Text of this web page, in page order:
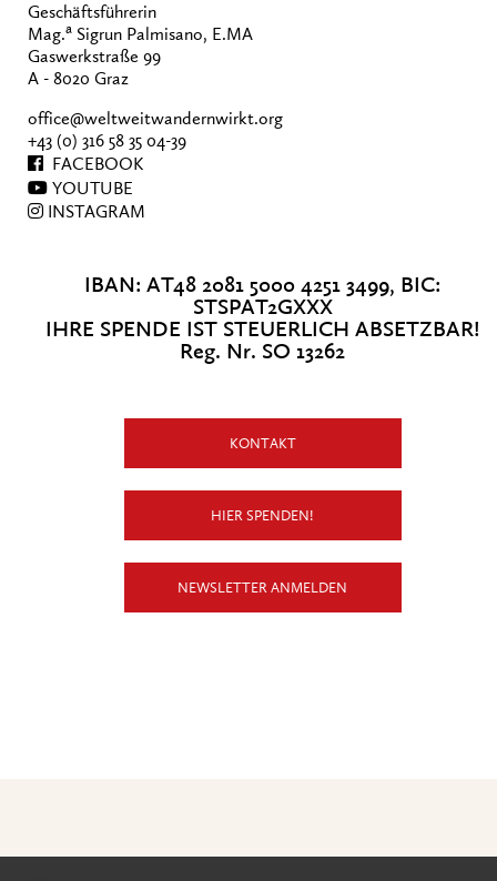
Geschäftsführerin
Mag.a Sigrun Palmisano, E.MA
Gaswerkstraße 99
A - 8020 Graz
office@weltweitwandernwirkt.org
+43 (0) 316 58 35 04-39
FACEBOOK
YOUTUBE
INSTAGRAM
IBAN: AT48 2081 5000 4251 3499, BIC:
STSPAT2GXXX
IHRE SPENDE IST STEUERLICH ABSETZBAR!
Reg. Nr. SO 13262
KONTAKT
HIER SPENDEN!
NEWSLETTER ANMELDEN